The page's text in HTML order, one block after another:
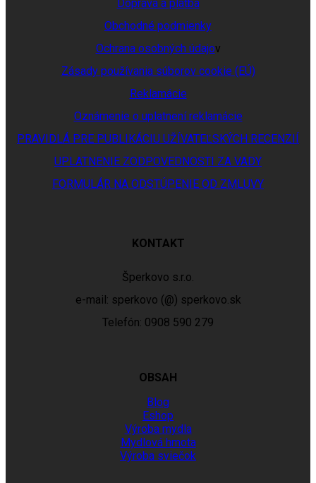
Doprava a platba
Obchodné podmienky
Ochrana osobných údajov
Zásady používania súborov cookie (EÚ)
Reklamácie
Oznámenie o uplatnení reklamácie
PRAVIDLÁ PRE PUBLIKÁCIU UŽÍVATEĽSKÝCH RECENZIÍ
UPLATNENIE ZODPOVEDNOSTI ZA VADY
FORMULÁR NA ODSTÚPENIE OD ZMLUVY
KONTAKT
Šperkovo s.r.o.
e-mail: sperkovo (@) sperkovo.sk
Telefón: 0908 590 279
OBSAH
Blog
Eshop
Výroba mydla
Mydlová hmota
Výroba sviečok